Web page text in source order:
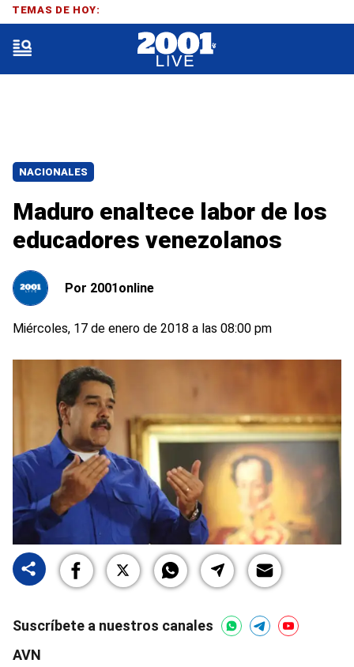
NACIONALES
Maduro enaltece labor de los
educadores venezolanos
Por 2001online
Miércoles, 17 de enero de 2018 a las 08:00 pm
Suscríbete a nuestros canales
AVN
TEMAS DE HOY: